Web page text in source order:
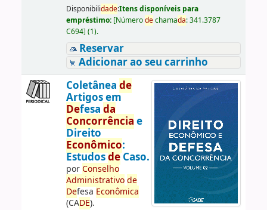
Disponibilidade:Itens disponíveis para
empréstimo: [Númerodechamada:341.3787
C694] (1).
Reservar
Adicionar ao seu carrinho
Coletânea de
Artigos em
Defesa da
Concorrência e
Direito
Econômico:
EstudosdeCaso.
porConselho
Administrativo de
Defesa Econômica
(CADE).